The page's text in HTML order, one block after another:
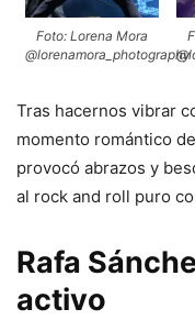
Foto: Lorena Mora
@lorenamora_photography
Tras hacernos vibrar
momento romántico
provocó abrazos y
al rock and roll puro
Rafa
activo